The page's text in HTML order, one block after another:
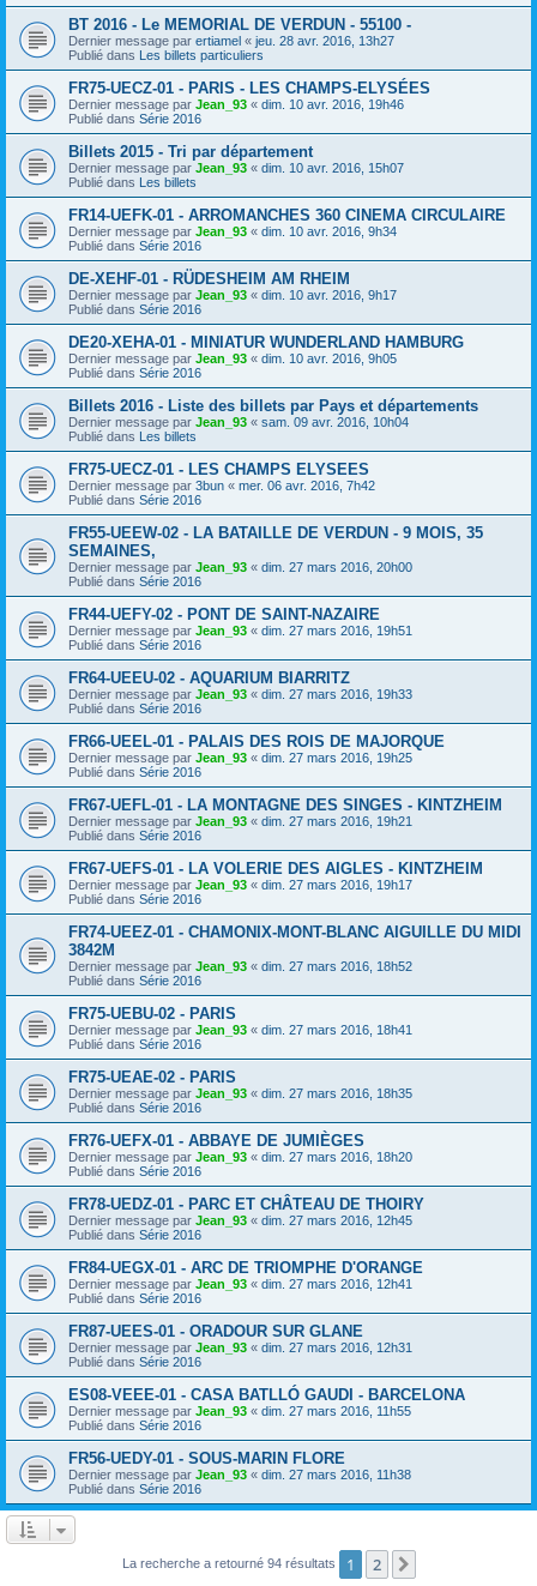
BT 2016 - Le MEMORIAL DE VERDUN - 55100 -
Dernier message par ertiamel « jeu. 28 avr. 2016, 13h27
Publié dans Les billets particuliers
FR75-UECZ-01 - PARIS - LES CHAMPS-ELYSÉES
Dernier message par Jean_93 « dim. 10 avr. 2016, 19h46
Publié dans Série 2016
Billets 2015 - Tri par département
Dernier message par Jean_93 « dim. 10 avr. 2016, 15h07
Publié dans Les billets
FR14-UEFK-01 - ARROMANCHES 360 CINEMA CIRCULAIRE
Dernier message par Jean_93 « dim. 10 avr. 2016, 9h34
Publié dans Série 2016
DE-XEHF-01 - RÜDESHEIM AM RHEIM
Dernier message par Jean_93 « dim. 10 avr. 2016, 9h17
Publié dans Série 2016
DE20-XEHA-01 - MINIATUR WUNDERLAND HAMBURG
Dernier message par Jean_93 « dim. 10 avr. 2016, 9h05
Publié dans Série 2016
Billets 2016 - Liste des billets par Pays et départements
Dernier message par Jean_93 « sam. 09 avr. 2016, 10h04
Publié dans Les billets
FR75-UECZ-01 - LES CHAMPS ELYSEES
Dernier message par 3bun « mer. 06 avr. 2016, 7h42
Publié dans Série 2016
FR55-UEEW-02 - LA BATAILLE DE VERDUN - 9 MOIS, 35
SEMAINES,
Dernier message par Jean_93 « dim. 27 mars 2016, 20h00
Publié dans Série 2016
FR44-UEFY-02 - PONT DE SAINT-NAZAIRE
Dernier message par Jean_93 « dim. 27 mars 2016, 19h51
Publié dans Série 2016
FR64-UEEU-02 - AQUARIUM BIARRITZ
Dernier message par Jean_93 « dim. 27 mars 2016, 19h33
Publié dans Série 2016
FR66-UEEL-01 - PALAIS DES ROIS DE MAJORQUE
Dernier message par Jean_93 « dim. 27 mars 2016, 19h25
Publié dans Série 2016
FR67-UEFL-01 - LA MONTAGNE DES SINGES - KINTZHEIM
Dernier message par Jean_93 « dim. 27 mars 2016, 19h21
Publié dans Série 2016
FR67-UEFS-01 - LA VOLERIE DES AIGLES - KINTZHEIM
Dernier message par Jean_93 « dim. 27 mars 2016, 19h17
Publié dans Série 2016
FR74-UEEZ-01 - CHAMONIX-MONT-BLANC AIGUILLE DU MIDI
3842M
Dernier message par Jean_93 « dim. 27 mars 2016, 18h52
Publié dans Série 2016
FR75-UEBU-02 - PARIS
Dernier message par Jean_93 « dim. 27 mars 2016, 18h41
Publié dans Série 2016
FR75-UEAE-02 - PARIS
Dernier message par Jean_93 « dim. 27 mars 2016, 18h35
Publié dans Série 2016
FR76-UEFX-01 - ABBAYE DE JUMIÈGES
Dernier message par Jean_93 « dim. 27 mars 2016, 18h20
Publié dans Série 2016
FR78-UEDZ-01 - PARC ET CHÂTEAU DE THOIRY
Dernier message par Jean_93 « dim. 27 mars 2016, 12h45
Publié dans Série 2016
FR84-UEGX-01 - ARC DE TRIOMPHE D'ORANGE
Dernier message par Jean_93 « dim. 27 mars 2016, 12h41
Publié dans Série 2016
FR87-UEES-01 - ORADOUR SUR GLANE
Dernier message par Jean_93 « dim. 27 mars 2016, 12h31
Publié dans Série 2016
ES08-VEEE-01 - CASA BATLLÓ GAUDI - BARCELONA
Dernier message par Jean_93 « dim. 27 mars 2016, 11h55
Publié dans Série 2016
FR56-UEDY-01 - SOUS-MARIN FLORE
Dernier message par Jean_93 « dim. 27 mars 2016, 11h38
Publié dans Série 2016
La recherche a retourné 94 résultats 1 2